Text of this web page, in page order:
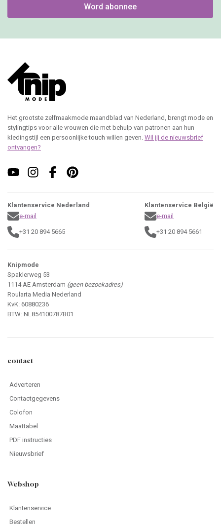
Word abonnee
Het grootste zelfmaakmode maandblad van Nederland, brengt mode en
stylingtips voor alle vrouwen die met behulp van patronen aan hun
kledingstijl een persoonlijke touch willen geven. Wil jij de nieuwsbrief
ontvangen?
Klantenservice Nederland
e-mail
+31 20 894 5665
Klantenservice België
e-mail
+31 20 894 5661
Knipmode
Spaklerweg 53
1114 AE Amsterdam (geen bezoekadres)
Roularta Media Nederland
KvK: 60880236
BTW: NL854100787B01
contact
Adverteren
Contactgegevens
Colofon
Maattabel
PDF instructies
Nieuwsbrief
Webshop
Klantenservice
Bestellen